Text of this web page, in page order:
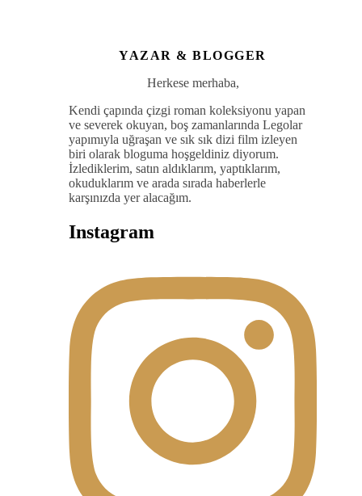
YAZAR & BLOGGER
Herkese merhaba,
Kendi çapında çizgi roman koleksiyonu yapan
ve severek okuyan, boş zamanlarında Legolar
yapımıyla uğraşan ve sık sık dizi film izleyen
biri olarak bloguma hoşgeldiniz diyorum.
İzlediklerim, satın aldıklarım, yaptıklarım,
okuduklarım ve arada sırada haberlerle
karşınızda yer alacağım.
Instagram